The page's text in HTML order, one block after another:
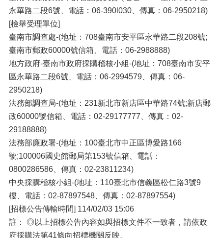
永華路二段6號、電話：06-390l030、傳真：06-2950218)
[檢舉受理單位]
臺南市調查處-(地址：708臺南市安平區永華路二段208號;
臺南市郵政60000號信箱、電話：06-2988888)
地方政府-臺南市政府採購稽核小組-(地址：708臺南市安平
區永華路二段6號、電話：06-2994579、傳真：06-
2950218)
法務部調查局-(地址：231新北市新店區中華路74號;新店郵
政60000號信箱、電話：02-29177777、傳真：02-
29188888)
法務部廉政署-(地址：100臺北市中正區博愛路166
號;100006國史館郵局第153號信箱、電話：
0800286586、傳真：02-23811234)
中央採購稽核小組-(地址：110臺北市信義區松仁路3號9
樓、電話：02-87897548、傳真：02-87897554)
[招標公告傳輸時間] 114/02/03 15:06
註： ◎以上招標公告內容如與招標文件不一致者，請依政
府採購法第41條向招標機關反映。